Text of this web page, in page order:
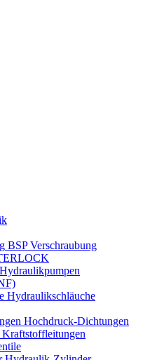
BSP Verschraubung
Hydraulikpumpen
Hydraulikschläuche
Hochdruck-Dichtungen
Kraftstoffleitungen